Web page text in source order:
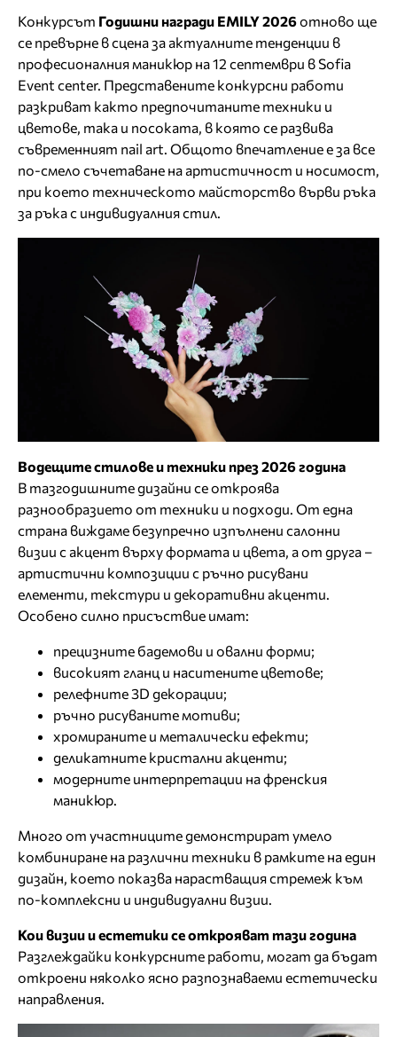
Конкурсът Годишни награди EMILY 2026отново ще
се превърне в сцена за актуалните тенденции в
професионалния маникюр на 12 септември в Sofia
Event center. Представените конкурсни работи
разкриват както предпочитаните техники и
цветове, така и посоката, в която се развива
съвременният nail art. Общото впечатление е за все
по-смело съчетаване на артистичност и носимост,
при което техническото майсторство върви ръка
за ръка с индивидуалния стил.
Водещите стилове и техники през 2026 година
В тазгодишните дизайни се откроява
разнообразието от техники и подходи. От една
страна виждаме безупречно изпълнени салонни
визии с акцент върху формата и цвета, а от друга –
артистични композиции с ръчно рисувани
елементи, текстури и декоративни акценти.
Особено силно присъствие имат:
прецизните бадемови и овални форми;
високият гланц и наситените цветове;
релефните 3D декорации;
ръчно рисуваните мотиви;
хромираните и металически ефекти;
деликатните кристални акценти;
модерните интерпретации на френския
маникюр.
Много от участниците демонстрират умело
комбиниране на различни техники в рамките на един
дизайн, което показва нарастващия стремеж към
по-комплексни и индивидуални визии.
Кои визии и естетики се открояват тази година
Разглеждайки конкурсните работи, могат да бъдат
откроени няколко ясно разпознаваеми естетически
направления.